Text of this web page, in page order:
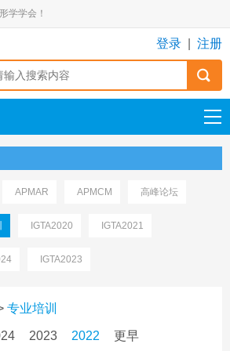
学学会！
登录 注册
APMAR APMCM 高峰论坛
IGTA2020 IGTA2021
IGTA2023
专业培训
2023 2022 更早